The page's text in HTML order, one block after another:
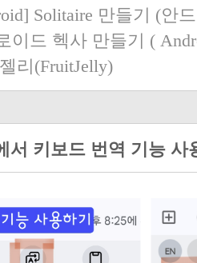
Solitaire 만들기 (안
이드 헥사 만들기 (
리(FruitJelly)
서 키보드 번역 기능 사